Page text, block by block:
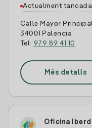
Actualment tancada
Calle Mayor
34001 Palencia
Tel: 979 89 41 10
Més detalls
Oficina